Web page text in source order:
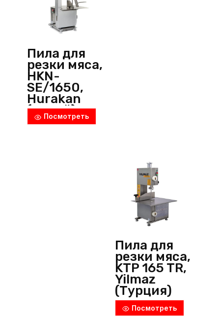
Пила для
резки мяса,
HKN-
SE/1650,
Hurakan
(Китай)
Посмотреть
Пила для
резки мяса,
KTP 165 TR,
Yilmaz
(Турция)
Посмотреть